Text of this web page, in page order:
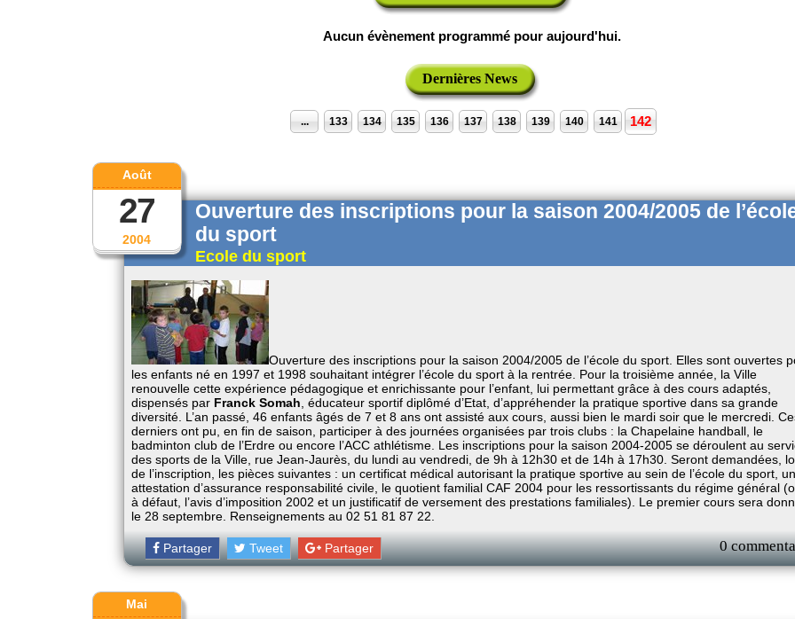
Aucun évènement programmé pour aujourd'hui.
Dernières News
... 133 134 135 136 137 138 139 140 141 142
2004
Août
27
Ouverture des inscriptions pour la saison 2004/2005 de
du sport
Ecole du sport
Ouverture des inscriptions pour la saison 2004/2005 de l’école du sport. Elles sont ouvertes
les enfants né en 1997 et 1998 souhaitant intégrer l’école du sport à la rentrée. Pour la troisième année, la Ville
renouvelle cette expérience pédagogique et enrichissante pour l’enfant, lui permettant grâce à des cours adaptés,
dispensés par Franck Somah , éducateur sportif diplômé d’Etat, d’appréhender la pratique sportive dans sa grande
diversité. L’an passé, 46 enfants âgés de 7 et 8 ans ont assisté aux cours, aussi bien le mardi soir que le mercredi.
derniers ont pu, en fin de saison, participer à des journées organisées par trois clubs : la Chapelaine handball, le
badminton club de l’Erdre ou encore l’ACC athlétisme. Les inscriptions pour la saison 2004-2005 se déroulent au
des sports de la Ville, rue Jean-Jaurès, du lundi au vendredi, de 9h à 12h30 et de 14h à 17h30. Seront demandées,
de l’inscription, les pièces suivantes : un certificat médical autorisant la pratique sportive au sein de l’école du sport,
attestation d’assurance responsabilité civile, le quotient familial CAF 2004 pour les ressortissants du régime général
à défaut, l’avis d’imposition 2002 et un justificatif de versement des prestations familiales). Le premier cours sera
le 28 septembre. Renseignements au 02 51 81 87 22.
Partager Tweet Partager 0
Mai